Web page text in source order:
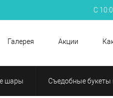
С
Галерея Акции
шары Съедобные букеты